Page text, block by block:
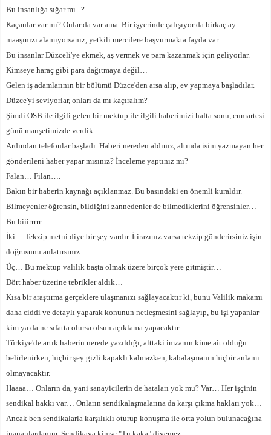
Bu insanlığa sığar mı...?
Kaçanlar var mı? Onlar da var ama. Bir işyerinde çalışıyor da birkaç ay
maaşınızı alamıyorsanız, yetkili mercilere başvurmakta fayda var…
Bu insanlar Düzceli'ye ekmek, aş vermek ve para kazanmak için geliyorlar.
Kimseye haraç gibi para dağıtmaya değil…
Gelen iş adamlarının bir bölümü Düzce'den arsa alıp, ev yapmaya başladılar.
Düzce'yi seviyorlar, onları da mı kaçıralım?
Şimdi OSB ile ilgili gelen bir mektup ile ilgili haberimizi hafta sonu, cumartesi
günü manşetimizde verdik.
Ardından telefonlar başladı. Haberi nereden aldınız, altında isim yazmayan her
gönderileni haber yapar mısınız? İnceleme yaptınız mı?
Falan… Filan….
Bakın bir haberin kaynağı açıklanmaz. Bu basındaki en önemli kuraldır.
Bilmeyenler öğrensin, bildiğini zannedenler de bilmediklerini öğrensinler…
Bu biiirrrrr……
İki… Tekzip metni diye bir şey vardır. İtirazınız varsa tekzip gönderirsiniz işin
doğrusunu anlatırsınız…
Üç… Bu mektup valilik başta olmak üzere birçok yere gitmiştir…
Dört haber üzerine tebrikler aldık…
Kısa bir araştırma gerçeklere ulaşmanızı sağlayacaktır ki, bunu Valilik makamı
daha ciddi ve detaylı yaparak konunun netleşmesini sağlayıp, bu işi yapanlar
kim ya da ne sıfatta olursa olsun açıklama yapacaktır.
Türkiye'de artık haberin nerede yazıldığı, alttaki imzanın kime ait olduğu
belirlenirken, hiçbir şey gizli kapaklı kalmazken, kabalaşmanın hiçbir anlamı
olmayacaktır.
Haaaa… Onların da, yani sanayicilerin de hataları yok mu? Var… Her işçinin
sendikal hakkı var… Onların sendikalaşmalarına da karşı çıkma hakları yok…
Ancak ben sendikalarla karşılıklı oturup konuşma ile orta yolun bulunacağına